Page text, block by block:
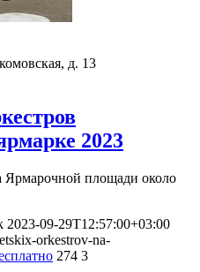
д. 13
2023
Ярмарочной площади около
2023-09-29T12:57:00+03:00
orkestrov-na-
274 3